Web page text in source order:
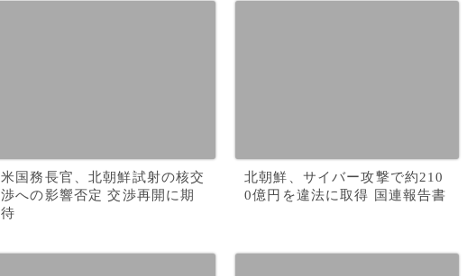
米国務長官、北朝鮮試射の核交
渉への影響否定 交渉再開に期
待
北朝鮮、サイバー攻撃で約210
0億円を違法に取得 国連報告書